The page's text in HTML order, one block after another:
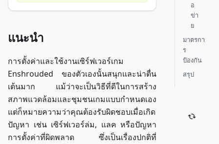
แนะนำ
การตั้งค่าและใช้งานเซิร์ฟเวอร์เกม
Enshrouded ของตัวเองนั้นสนุกและน่าตื่น
เต้นมาก แม้ว่าจะเป็นวิธีที่ดีในการสร้าง
สภาพแวดล้อมและชุมชนเกมแบบกำหนดเอง
แต่ก็หมายความว่าคุณต้องรับผิดชอบเมื่อเกิด
ปัญหา เช่น เซิร์ฟเวอร์ล่ม, แลค หรือปัญหา
การตั้งค่าที่ผิดพลาด ซึ่งเป็นเรื่องปกติที่
อ
ข่า
ย
มาตรกา
ร
ป้องกัน
สรุป